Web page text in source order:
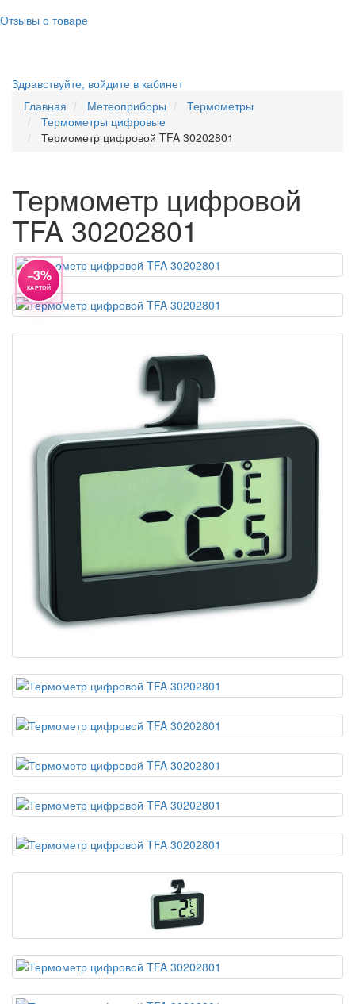
Отзывы о товаре
Здравствуйте, войдите в кабинет
Главная
Метеоприборы
Термометры
Термометры цифровые
Термометр цифровой TFA 30202801
Термометр цифровой
TFA 30202801
−3%
КАРТОЙ